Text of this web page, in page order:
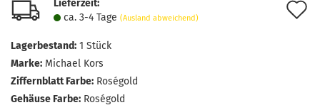
Lieferzeit:
ca. 3-4 Tage (Ausland abweichend)
Lagerbestand: 1 Stück
Marke: Michael Kors
Ziffernblatt Farbe: Roségold
Gehäuse Farbe: Roségold